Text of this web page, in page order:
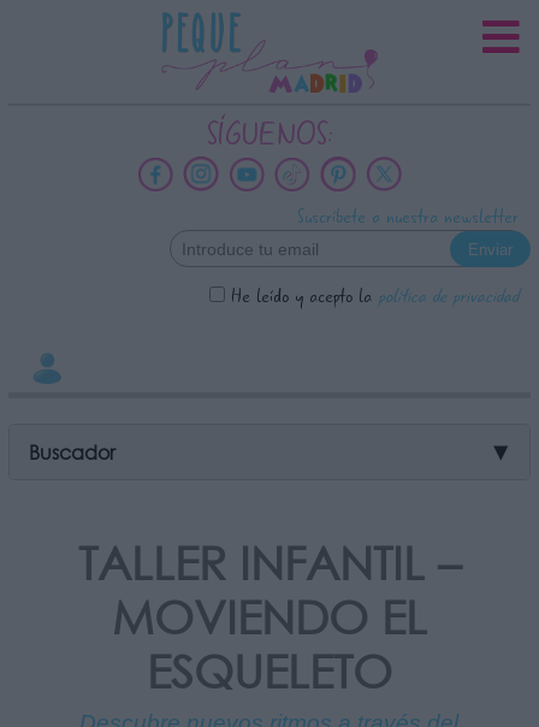
SÍGUENOS:
Suscríbete a nuestra newsletter
He leído y acepto la política de privacidad
Buscador ▼
TALLER INFANTIL –
MOVIENDO EL
ESQUELETO
INFORMACION SOBRE LA
PROTECCIÓN DE TUS DATOS
Datos tratados:
Información adicional